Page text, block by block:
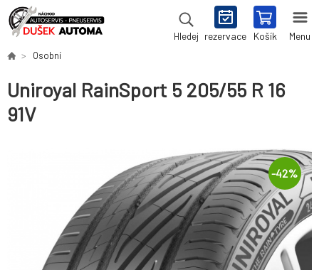
Hledej rezervace Košík Menu
Osobní
Uniroyal RainSport 5 205/55 R 16
91V
-42%